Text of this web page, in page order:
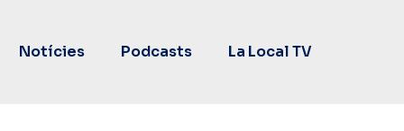
Notícies Podcasts La Local TV